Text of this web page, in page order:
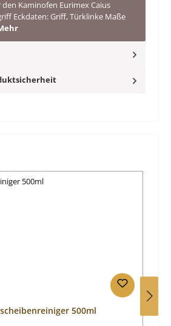
Kaminofen Eurimex Caius
Eckdaten: Griff, Türklinke Maße
500ml